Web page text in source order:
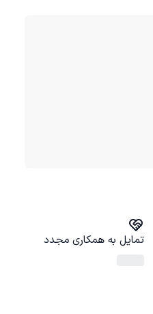
تمایل به همکاری مجدد